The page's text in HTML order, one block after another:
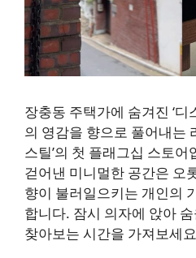
장충동 주택가에 숨겨진 ‘디
의 영감을 향으로 풀어내는
스틸’의 첫 플래그십 스토
걷어낸 미니멀한 공간은 오
향이 불러일으키는 개인의
합니다. 잠시 의자에 앉아
찾아보는 시간을 가져보세